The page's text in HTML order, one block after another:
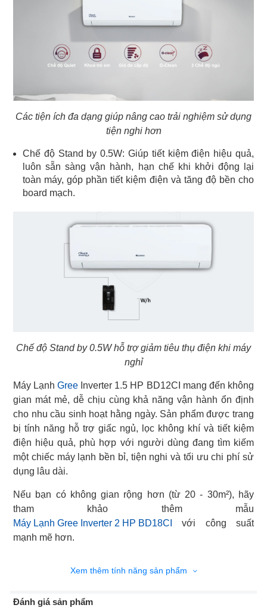
Các tiện ích đa dạng giúp nâng cao trải nghiệm sử dụng
tiện nghi hơn
Chế độ Stand by 0.5W: Giúp tiết kiệm điện hiệu quả,
luôn sẵn sàng vận hành, hạn chế khi khởi động lại
toàn máy, góp phần tiết kiệm điện và tăng độ bền cho
board mạch.
Chế độ Stand by 0.5W hỗ trợ giảm tiêu thụ điện khi máy
nghỉ
Máy Lạnh Gree Inverter 1.5 HP BD12CI mang đến không
gian mát mẻ, dễ chịu cùng khả năng vận hành ổn định
cho nhu cầu sinh hoạt hằng ngày. Sản phẩm được trang
bị tính năng hỗ trợ giấc ngủ, lọc không khí và tiết kiệm
điện hiệu quả, phù hợp với người dùng đang tìm kiếm
một chiếc máy lạnh bền bỉ, tiện nghi và tối ưu chi phí sử
dụng lâu dài.
Nếu bạn có không gian rộng hơn (từ 20 - 30m²), hãy
Máy Lạnh Gree Inverter 2 HP BD18CI
với công suất
mạnh mẽ hơn.
Xem thêm tính năng sản phẩm
Đánh giá sản phẩm